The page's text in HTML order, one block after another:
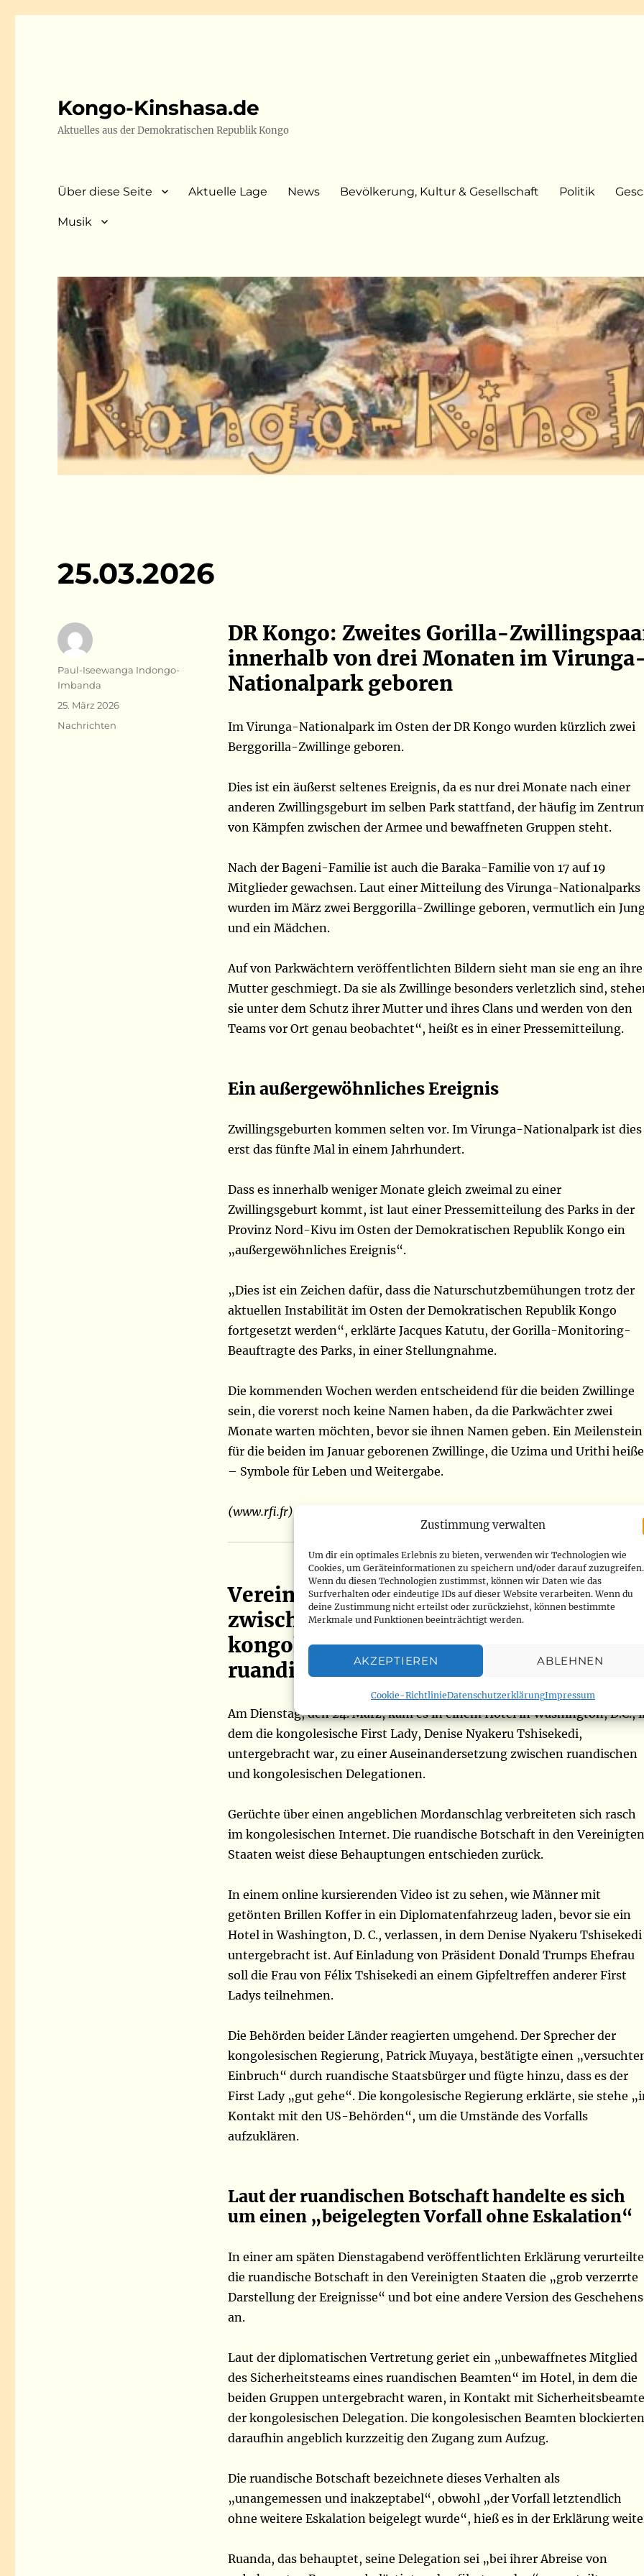
Zustimmung verwalten
Um dir ein optimales Erlebnis zu bieten, verwenden wir Technologien wie
Cookies, um Geräteinformationen zu speichern und/oder darauf zuzugreifen.
Wenn du diesen Technologien zustimmst, können wir Daten wie das
Surfverhalten oder eindeutige IDs auf dieser Website verarbeiten. Wenn du
deine Zustimmung nicht erteilst oder zurückziehst, können bestimmte
Merkmale und Funktionen beeinträchtigt werden.
AKZEPTIEREN ABLEHNEN
Cookie-RichtlinieDatenschutzerklärungImpressum
Kongo-Kinshasa.de
Aktuelles aus der Demokratischen Republik Kongo
Über diese Seite Aktuelle Lage News Bevölkerung, Kultur & Gesellschaft Politik
Musik
25.03.2026
DR Kongo: Zweites Gorilla-
innerhalb von drei Monaten im
Nationalpark geboren
Im Virunga-Nationalpark im Osten der DR Kongo wurden kürzlich zwei
Berggorilla-Zwillinge geboren.
Dies ist ein äußerst seltenes Ereignis, da es nur drei Monate nach einer
anderen Zwillingsgeburt im selben Park stattfand, der häufig im
von Kämpfen zwischen der Armee und bewaffneten Gruppen steht.
Nach der Bageni-Familie ist auch die Baraka-Familie von 17 auf 19
Mitglieder gewachsen. Laut einer Mitteilung des Virunga-Nationalparks
wurden im März zwei Berggorilla-Zwillinge geboren, vermutlich ein
und ein Mädchen.
Auf von Parkwächtern veröffentlichten Bildern sieht man sie eng an ihre
Mutter geschmiegt. Da sie als Zwillinge besonders verletzlich sind,
sie unter dem Schutz ihrer Mutter und ihres Clans und werden von den
Teams vor Ort genau beobachtet“, heißt es in einer Pressemitteilung.
Ein außergewöhnliches Ereignis
Zwillingsgeburten kommen selten vor. Im Virunga-Nationalpark ist dies
erst das fünfte Mal in einem Jahrhundert.
Dass es innerhalb weniger Monate gleich zweimal zu einer
Zwillingsgeburt kommt, ist laut einer Pressemitteilung des Parks in der
Provinz Nord-Kivu im Osten der Demokratischen Republik Kongo ein
„außergewöhnliches Ereignis“.
„Dies ist ein Zeichen dafür, dass die Naturschutzbemühungen trotz der
aktuellen Instabilität im Osten der Demokratischen Republik Kongo
fortgesetzt werden“, erklärte Jacques Katutu, der Gorilla-Monitoring-
Beauftragte des Parks, in einer Stellungnahme.
Die kommenden Wochen werden entscheidend für die beiden Zwillinge
sein, die vorerst noch keine Namen haben, da die Parkwächter zwei
Monate warten möchten, bevor sie ihnen Namen geben. Ein Meilenstein
für die beiden im Januar geborenen Zwillinge, die Uzima und Urithi
– Symbole für Leben und Weitergabe.
(www.rfi.fr)
Vereinigte Staaten: Zwischenfall
zwischen dem Sicherheitspersonal der
kongolesischen First Lady und einer
ruandischen Delegation
Am Dienstag, den 24. März, kam es in einem Hotel in Washington, D.C.,
dem die kongolesische First Lady, Denise Nyakeru Tshisekedi,
untergebracht war, zu einer Auseinandersetzung zwischen ruandischen
und kongolesischen Delegationen.
Gerüchte über einen angeblichen Mordanschlag verbreiteten sich rasch
im kongolesischen Internet. Die ruandische Botschaft in den Vereinigten
Staaten weist diese Behauptungen entschieden zurück.
In einem online kursierenden Video ist zu sehen, wie Männer mit
getönten Brillen Koffer in ein Diplomatenfahrzeug laden, bevor sie ein
Hotel in Washington, D. C., verlassen, in dem Denise Nyakeru Tshisekedi
untergebracht ist. Auf Einladung von Präsident Donald Trumps Ehefrau
soll die Frau von Félix Tshisekedi an einem Gipfeltreffen anderer First
Ladys teilnehmen.
Die Behörden beider Länder reagierten umgehend. Der Sprecher der
kongolesischen Regierung, Patrick Muyaya, bestätigte einen
Einbruch“ durch ruandische Staatsbürger und fügte hinzu, dass es der
First Lady „gut gehe“. Die kongolesische Regierung erklärte, sie stehe
Kontakt mit den US-Behörden“, um die Umstände des Vorfalls
aufzuklären.
Laut der ruandischen Botschaft handelte es sich
um einen „beigelegten Vorfall ohne Eskalation“
In einer am späten Dienstagabend veröffentlichten Erklärung verurteilte
die ruandische Botschaft in den Vereinigten Staaten die „grob verzerrte
Darstellung der Ereignisse“ und bot eine andere Version des Geschehens
an.
Laut der diplomatischen Vertretung geriet ein „unbewaffnetes Mitglied
des Sicherheitsteams eines ruandischen Beamten“ im Hotel, in dem die
beiden Gruppen untergebracht waren, in Kontakt mit
der kongolesischen Delegation. Die kongolesischen Beamten blockierten
daraufhin angeblich kurzzeitig den Zugang zum Aufzug.
Die ruandische Botschaft bezeichnete dieses Verhalten als
„unangemessen und inakzeptabel“, obwohl „der Vorfall letztendlich
ohne weitere Eskalation beigelegt wurde“, hieß es in der Erklärung
Ruanda, das behauptet, seine Delegation sei „bei ihrer Abreise von
Autor
Paul-Iseewanga Indongo-
Imbanda
Veröffentlicht
25. März 2026
Kategorien
Nachrichten